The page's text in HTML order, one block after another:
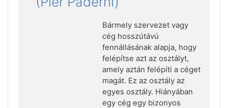
Bármely szervezet vagy
cég hosszútávú
fennállásának alapja, hogy
felépítse azt az osztályt,
amely aztán felépíti a céget
magát. Ez az osztály az
egyes osztály. Hiányában
egy cég egy bizonyos